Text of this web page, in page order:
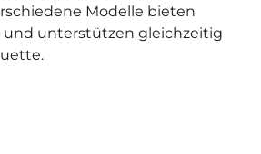
Modelle bieten
und unterstützen gleichzeitig